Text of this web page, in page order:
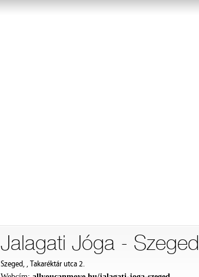
Jalagati Jóga - Szeged
Szeged, , Takaréktár utca 2.